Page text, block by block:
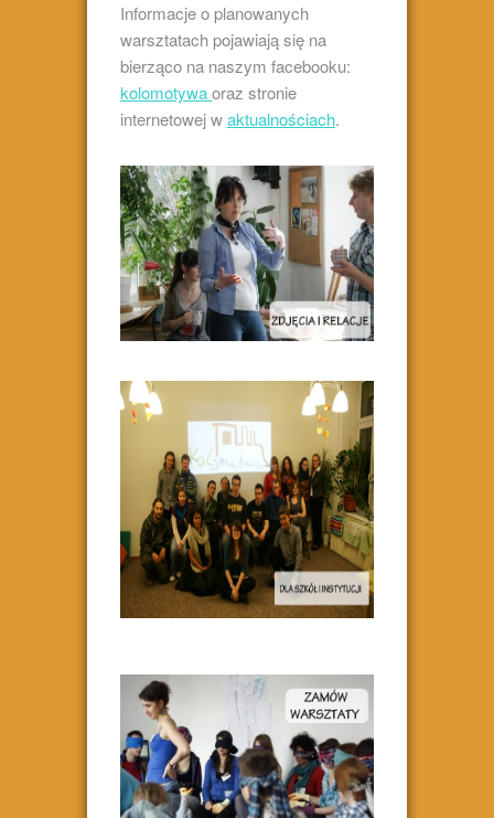
Informacje o planowanych
warsztatach pojawiają się na
bierząco na naszym facebooku:
kolomotywaoraz stronie
internetowej waktualnościach.